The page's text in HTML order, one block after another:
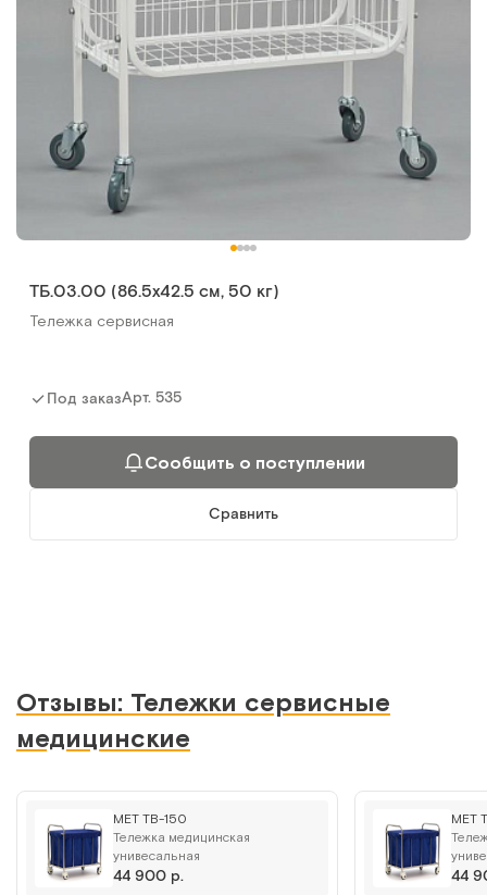
ТБ.03.00 (86.5х42.5 cм, 50 кг)
Тележка сервисная
Под заказАрт. 535
Сообщить о поступлении
Сравнить
Отзывы: Тележки сервисные
медицинские
МЕТ ТВ-150
Тележка медицинская
унивесальная
44 900 р.
МЕТ
44